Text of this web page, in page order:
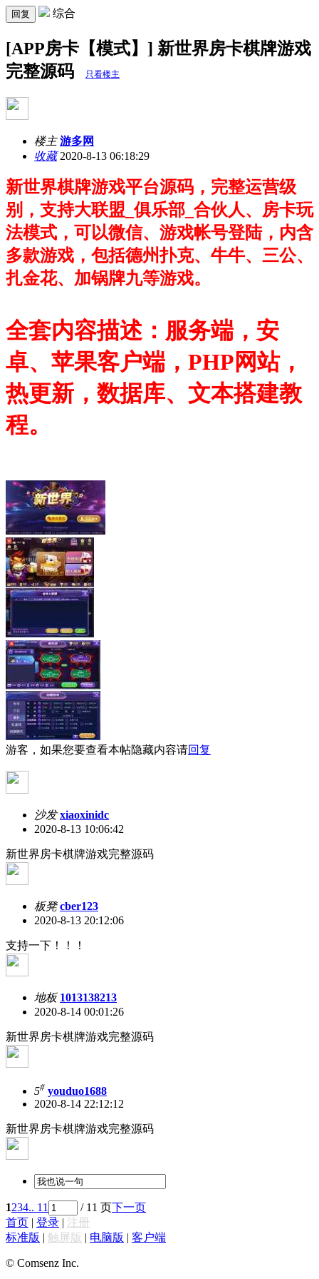
回复 综合
[APP房卡【模式】] 新世界房卡棋牌游戏
完整源码
只看楼主
楼主 游多网
收藏2020-8-13 06:18:29
新世界棋牌游戏平台源码，完整运营级
别，支持大联盟_俱乐部_合伙人、房卡玩
法模式，可以微信、游戏帐号登陆，内含
多款游戏，包括德州扑克、 牛牛、 三公、
扎金花、加锅牌九等游戏。
全套内容描述：服务端，安
卓、苹果客户端，PHP网站，
热更新，数据库、文本搭建教
程。
游客，如果您要查看本帖隐藏内容请回复
沙发 xiaoxinidc
2020-8-13 10:06:42
新世界房卡棋牌游戏完整源码
板凳 cber123
2020-8-13 20:12:06
支持一下！！！
地板 1013138213
2020-8-14 00:01:26
新世界房卡棋牌游戏完整源码
5# youduo1688
2020-8-14 22:12:12
新世界房卡棋牌游戏完整源码
1234.. 11 / 11 页下一页
首页 | 登录 | 注册
标准版 | 触屏版 | 电脑版 | 客户端
© Comsenz Inc.